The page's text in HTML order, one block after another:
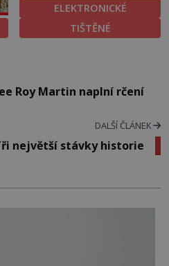
ELEKTRONICKÉ
TIŠTĚNÉ
Roy Martin naplní rčení
DALŠÍ ČLÁNEK
největší stávky historie